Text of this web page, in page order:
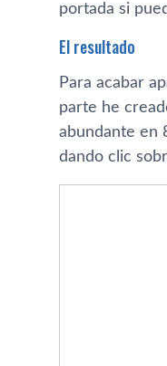
portada si
El resultado
Para acabar
parte he
abundante en
dando clic